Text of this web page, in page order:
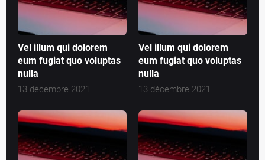
Vel illum qui dolorem
eum fugiat quo voluptas
nulla
13 décembre 2021
Vel illum qui dolorem
eum fugiat quo voluptas
nulla
13 décembre 2021